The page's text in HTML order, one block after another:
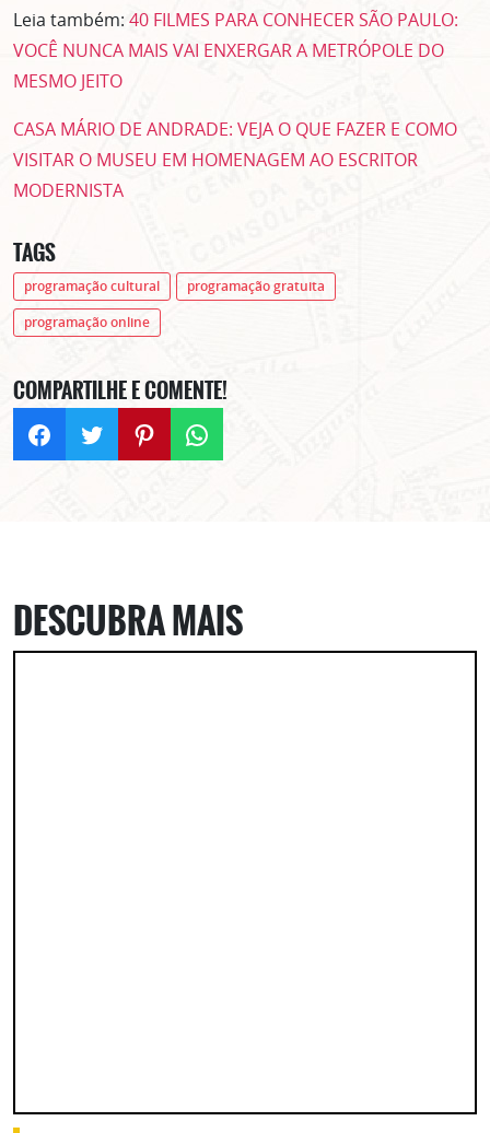
Leia também: 40 FILMES PARA CONHECER SÃO PAULO:
VOCÊ NUNCA MAIS VAI ENXERGAR A METRÓPOLE DO
MESMO JEITO
CASA MÁRIO DE ANDRADE: VEJA O QUE FAZER E COMO
VISITAR O MUSEU EM HOMENAGEM AO ESCRITOR
MODERNISTA
TAGS
programação cultural
programação gratuita
programação online
COMPARTILHE E COMENTE!
DESCUBRA MAIS